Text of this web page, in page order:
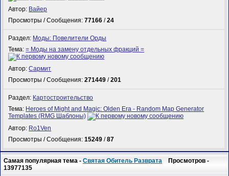
Автор: Вайер
Просмотры / Сообщения:77166 /24
Раздел: Моды: Повелители Орды
Тема:= Моды на замену отдельных фракций =
Автор:Сармит
Просмотры / Сообщения:271449 /201
Раздел: Картостроительство
Тема: Heroes of Might and Magic: Olden Era - Random Map Generator
Templates (RMG Шаблоны)
Автор: Ro1Ven
Просмотры / Сообщения:15249 /87
Самая популярная тема -Святая Обитель Разврата Просмотров -
13977135